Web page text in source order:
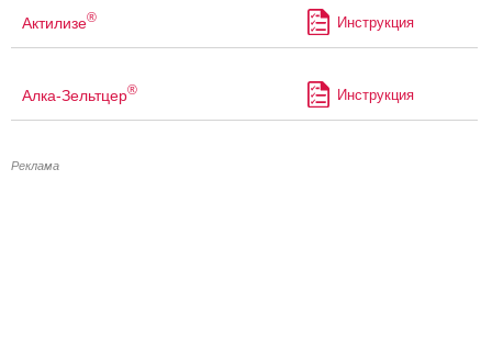
Актилизе® Инструкция
Алка-Зельтцер® Инструкция
Реклама